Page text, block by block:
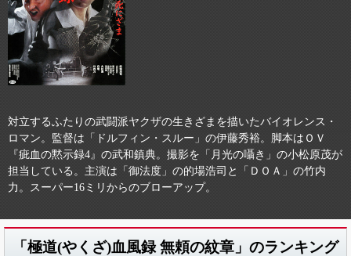
対立するふたりの武闘派ヤクザの生きざまを描いたバイオレンス・
ロマン。監督は「ドルフィン・スルー」の伊藤秀裕。脚本はＯＶ
『疵血の黙示録4』の武和鎮典。撮影を「月光の囁き」の小松原茂が
担当している。主演は「御法度」の的場浩司と「ＤＯＡ」の竹内
力。スーパー16ミリからのブローアップ。
「極道(やくざ)血風録 無頼の紋章」のランキング